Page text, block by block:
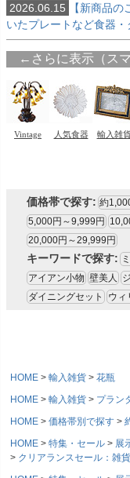
2026.06.15
【新商品
いたプレートなど食器・
価格帯で探す: 約
5,000円～9,999円
20,000円～29,999円
キーワードで探す:
アイアン小物 壁美人
ダイニングセット
ウィ
HOME 輸入雑貨
花瓶
HOME
輸入雑貨
プラン
HOME
価格帯別で探す
HOME
特集・セール
展
クリアランスセール：雑貨